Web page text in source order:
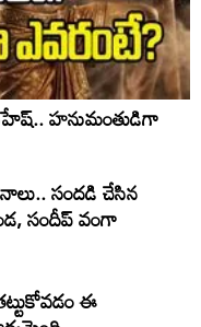
హనుమంతుడిగా
సంద‌డి చేసిన
సందీప్ వంగా
ఈ